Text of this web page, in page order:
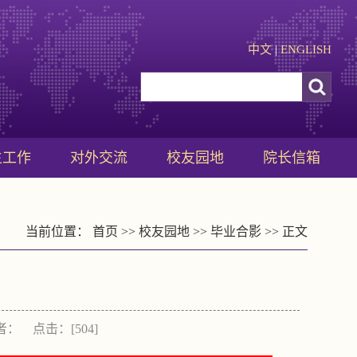
中文|ENGLISH
作 对外交流 校友园地 院长信箱
当前位置： 首页 >> 校友园地 >> 毕业合影 >> 正文
： 点击：[504]